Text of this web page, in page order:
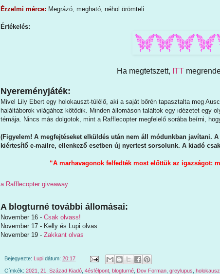
Érzelmi mérce: Megrázó, megható, néhol örömteli
Értékelés:
Ha megtetszett, ITT
Nyereményjáték:
Mivel Lily Ebert egy holokauszt-túlélő, aki a saját bőrén tapasztalta meg
haláltáborok világához kötődik. Minden állomáson találtok egy idézetet egy
témája. Nincs más dolgotok, mint a Rafflecopter megfelelő sorába beírni,
(Figyelem! A megfejtéseket elküldés után nem áll módunkban javítani.
kiértesítő e-mailre, ellenkező esetben új nyertest sorsolunk. A kiadó
“A marhavagonok felfedték most előttük az igazságot:
a Rafflecopter giveaway
A blogturné további állomásai:
November 16 - Csak olvass!
November 17 - Kelly és Lupi olvas
November 19 - Zakkant olvas
Bejegyezte: Lupi dátum: 20:17
Címkék: 2021 21. Század Kiadó 4ésfélpont blogturné Dov Forman greylupus